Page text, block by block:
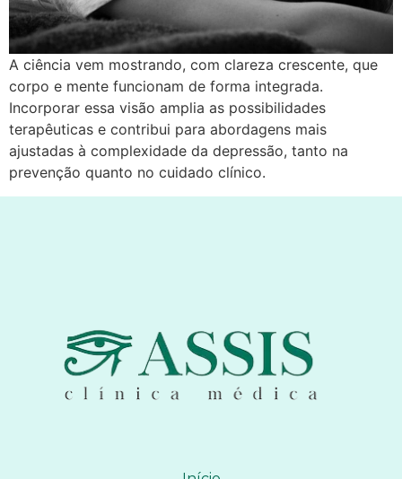
A ciência vem mostrando, com clareza crescente, que
corpo e mente funcionam de forma integrada.
Incorporar essa visão amplia as possibilidades
terapêuticas e contribui para abordagens mais
ajustadas à complexidade da depressão, tanto na
prevenção quanto no cuidado clínico.